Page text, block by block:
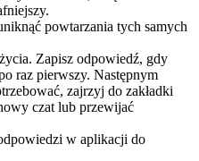
powtarzania tych samych
Zapisz odpowiedź, gdy
raz pierwszy. Następnym
zajrzyj do zakładki
czat lub przewijać
w aplikacji do